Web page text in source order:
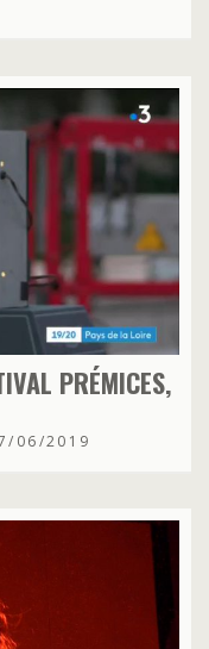
PRÉMICES,
06/2019